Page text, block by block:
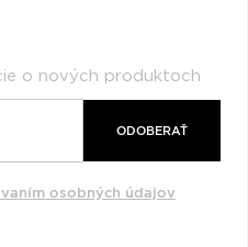
o nových produktoch
ODOBERAŤ
osobných údajov